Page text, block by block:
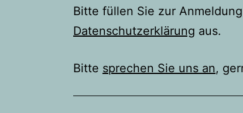
Bitte füllen Sie zur
Datenschutzerklärung aus.
Bitte sprechen Sie uns an,